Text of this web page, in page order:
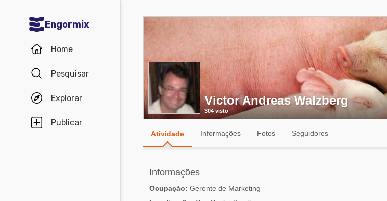
Engormix
Home
Pesquisar
Explorar
Publicar
Comunidades em Português
Avicultura
Suinocultura
Pecuária de corte
Pecuária de leite
Comunidades em Inglês
Acuacultura
Comunidades em Espanhol
Victor Andreas Walzberg
304 visto
Atividade Informações Fotos Seguidores
Informações
Ocupação: Gerente de Marketing